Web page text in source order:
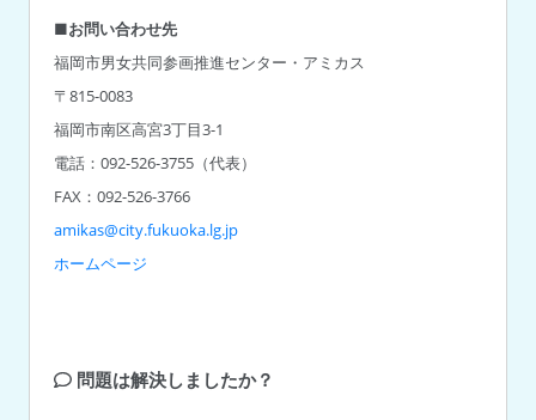
■お問い合わせ先
福岡市男女共同参画推進センター・アミカス
〒815-0083
福岡市南区高宮3丁目3-1
電話：092-526-3755（代表）
amikas@city.fukuoka.lg.jp
ホームページ
問題は解決しましたか？